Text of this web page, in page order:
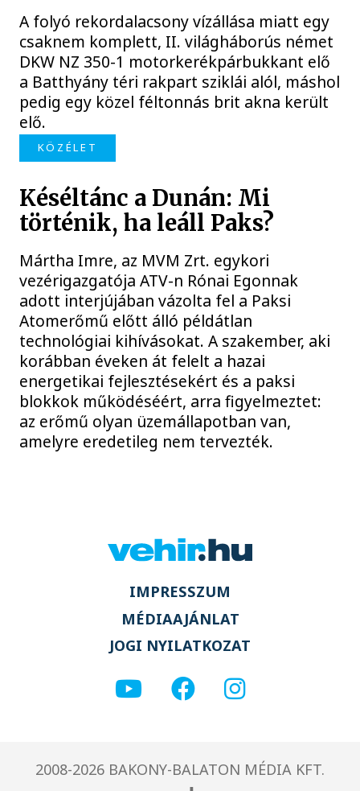
A folyó rekordalacsony vízállása miatt egy
csaknem komplett, II. világháborús német
DKW NZ 350-1 motorkerékpárbukkant elő
a Batthyány téri rakpart sziklái alól, máshol
pedig egy közel féltonnás brit akna került
elő.
KÖZÉLET
Késéltánc a Dunán: Mi
történik, ha leáll Paks?
Mártha Imre, az MVM Zrt. egykori
vezérigazgatója ATV-n Rónai Egonnak
adott interjújában vázolta fel a Paksi
Atomerőmű előtt álló példátlan
technológiai kihívásokat. A szakember, aki
korábban éveken át felelt a hazai
energetikai fejlesztésekért és a paksi
blokkok működéséért, arra figyelmeztet:
az erőmű olyan üzemállapotban van,
amelyre eredetileg nem tervezték.
IMPRESSZUM
MÉDIAAJÁNLAT
JOGI NYILATKOZAT
2008-2026 BAKONY-BALATON MÉDIA KFT.